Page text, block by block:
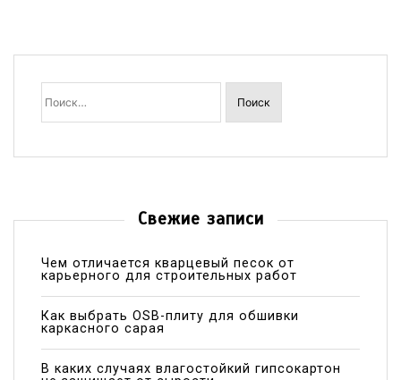
Найти:
Свежие записи
Чем отличается кварцевый песок от
карьерного для строительных работ
Как выбрать OSB-плиту для обшивки
каркасного сарая
В каких случаях влагостойкий гипсокартон